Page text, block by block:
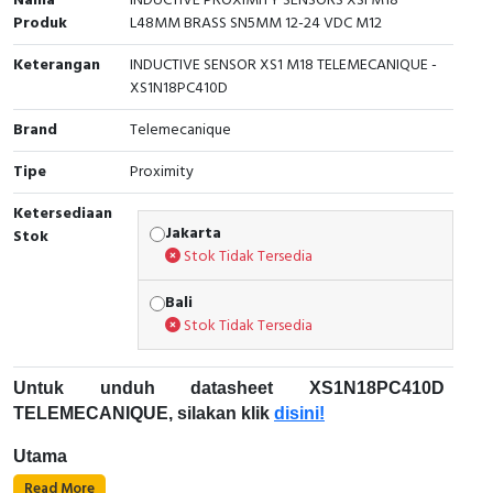
Cable Operated Switch
Signalling Columns
Safety Sensors
Pressure Switch
Ultrasonic & Rotary Encoder
Inductive Sensors
Photoelectric
Cam Switch
Panel Box
Produk
L48MM BRASS SN5MM 12-24 VDC M12
Keterangan
INDUCTIVE SENSOR XS1 M18 TELEMECANIQUE -
XS1N18PC410D
Brand
Telemecanique
Tipe
Proximity
Ketersediaan
Stok
Jakarta
Stok Tidak Tersedia
Bali
Stok Tidak Tersedia
Untuk unduh datasheet XS1N18PC410D
TELEMECANIQUE, silakan klik disini!
Utama